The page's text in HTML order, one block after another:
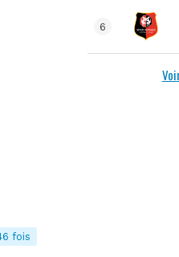
fois
6